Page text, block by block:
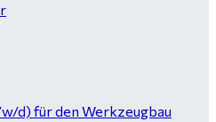
d) für den Werkzeugbau